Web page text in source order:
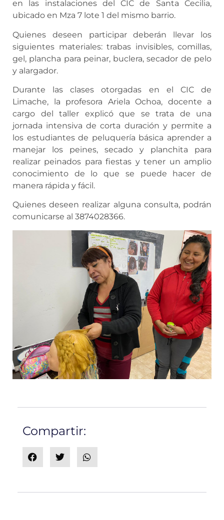
en las instalaciones del CIC de Santa Cecilia,
ubicado en Mza 7 lote 1 del mismo barrio.
Quienes deseen participar deberán llevar los
siguientes materiales: trabas invisibles, comillas,
gel, plancha para peinar, buclera, secador de pelo
y alargador.
Durante las clases otorgadas en el CIC de
Limache, la profesora Ariela Ochoa, docente a
cargo del taller explicó que se trata de una
jornada intensiva de corta duración y permite a
los estudiantes de peluquería básica aprender a
manejar los peines, secado y planchita para
realizar peinados para fiestas y tener un amplio
conocimiento de lo que se puede hacer de
manera rápida y fácil.
Quienes deseen realizar alguna consulta, podrán
comunicarse al 3874028366.
Compartir: